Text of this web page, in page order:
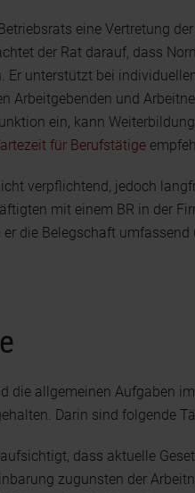
eine Vertretung
der Rat darauf, dass
Er unterstützt bei
Arbeitgebenden und
ein, kann
für Berufstätige
verpflichtend, jedoch
mit einem BR in der
die Belegschaft umfassend
die allgemeinen Aufgaben
Darin sind folgende
dass aktuelle
zugunsten der